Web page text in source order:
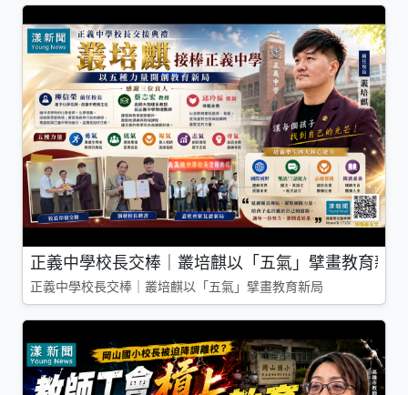
正義中學校長交棒｜叢培麒以「五氣」擘畫教育新局
正義中學校長交棒｜叢培麒以「五氣」擘畫教育新局